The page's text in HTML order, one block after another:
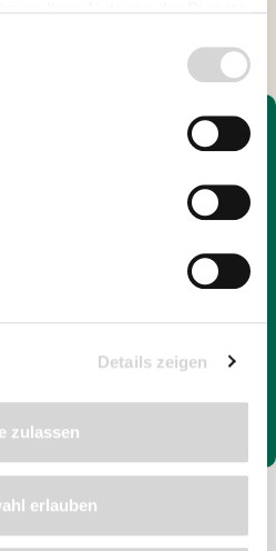
Details zeigen
zulassen
erlauben